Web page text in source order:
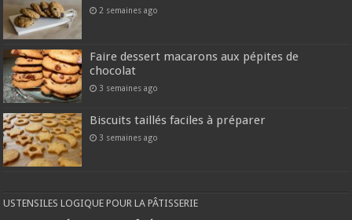
2 semaines ago
Faire dessert macarons aux pépites de
chocolat
3 semaines ago
Biscuits taillés faciles à préparer
3 semaines ago
USTENSILES LOGIQUE POUR LA PÂTISSERIE